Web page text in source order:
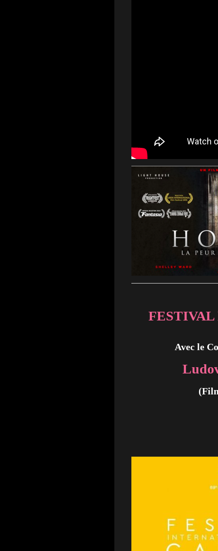
FESTIVAL
Avec le